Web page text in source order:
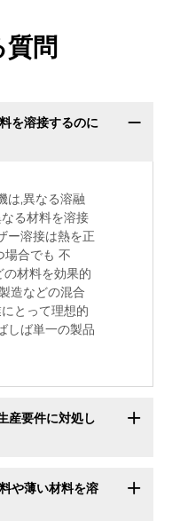
質問
を溶接するのに
は,異なる溶融
る材料を溶接
ー溶接は熱を正
場合でも 不
材料を効果的
造などの混合
とって理想的
しば単一の製品
産要件に対処し
や薄い材料を溶